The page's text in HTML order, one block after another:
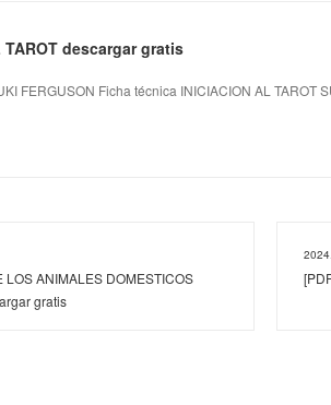
descargar gratis
FERGUSON Ficha técnica INICIACION AL TAROT
LOS ANIMALES DOMESTICOS
gratis